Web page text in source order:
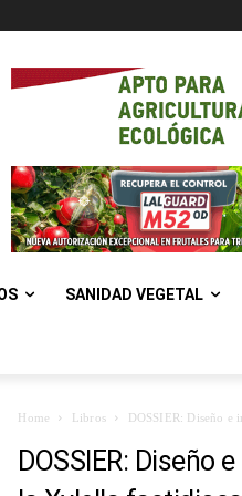
SANIDAD VEGETAL
Home Libros DOSSIER: Diseño e
DOSSIER: